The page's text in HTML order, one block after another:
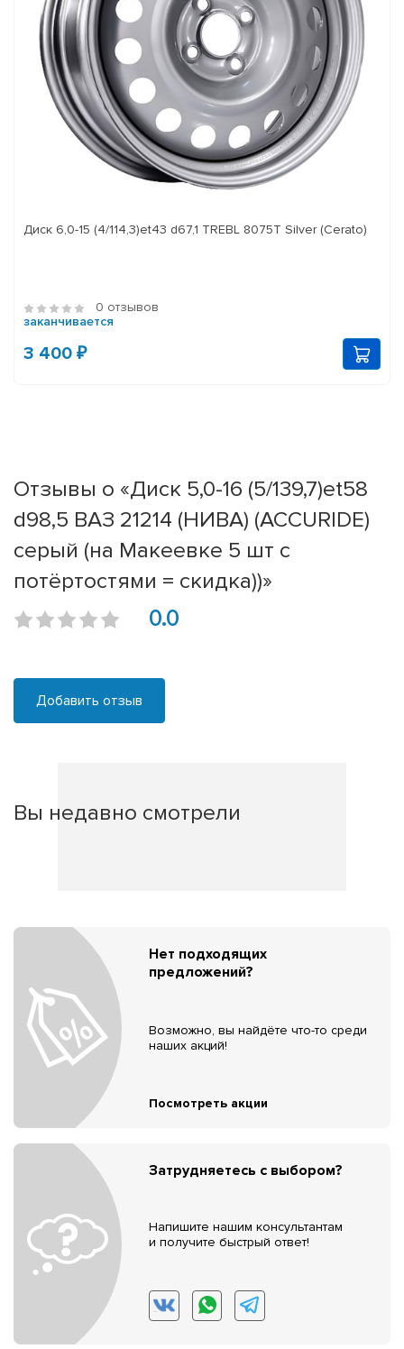
Диск 6,0-15 (4/114,3)et43 d67,1 TREBL 8075T Silver (Cerato)
0 отзывов
заканчивается
3 400 ₽
Отзывы о «Диск 5,0-16 (5/139,7)et58
d98,5 ВАЗ 21214 (НИВА) (ACCURIDE)
серый (на Макеевке 5 шт с
потёртостями = скидка))»
0.0
Добавить отзыв
Вы недавно смотрели
Нет подходящих
предложений?
Возможно, вы найдёте что-то среди
наших акций!
Посмотреть акции
Затрудняетесь с выбором?
Напишите нашим консультантам
и получите быстрый ответ!